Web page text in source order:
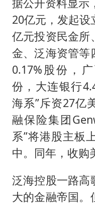
20亿元，发起设
亿元投资民金所
金、泛海资管等
0.17%股份，
份，大连银行
海系”斥资27亿
融保险集团
系”将港股主板
中。同年，收购
泛海控股一路高
大的金融帝国。